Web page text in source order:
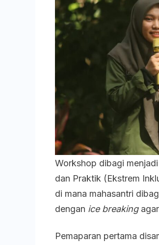
Workshop dibagi
dan Praktik (Ekstrem
di mana mahasantri
dengan ice breakingagar
Pemaparan pertama